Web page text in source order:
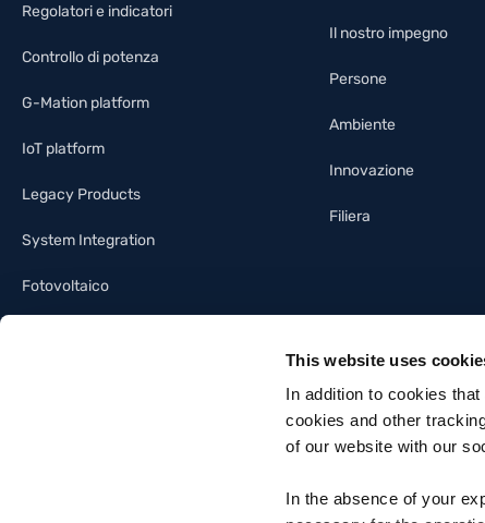
This website uses
In addition to cookies
cookies and other
of our website with our
In the absence of your
Regolatori e indicatori
Controllo di potenza
G-Mation platform
IoT platform
Legacy Products
System Integration
Fotovoltaico
Il nostro impegno
Persone
Ambiente
Innovazione
Filiera